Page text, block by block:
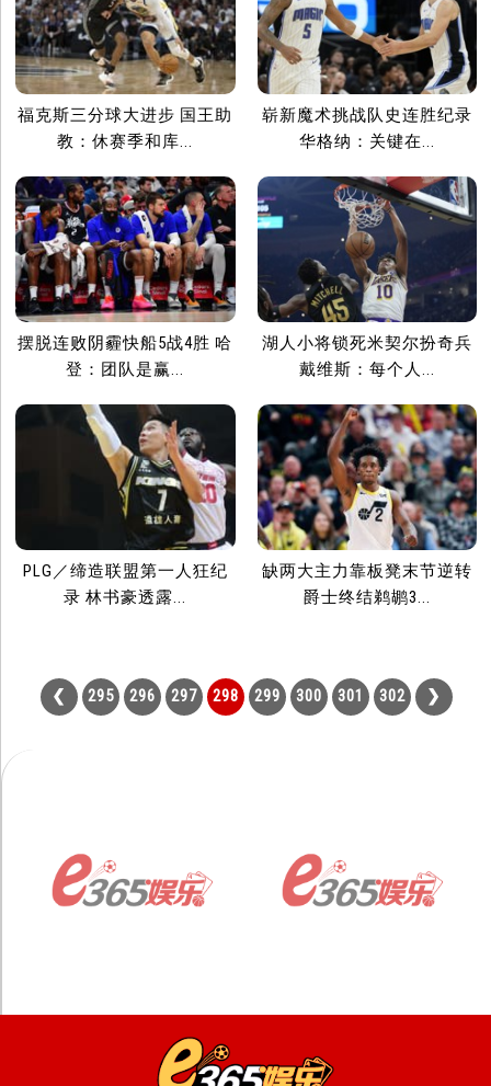
福克斯三分球大进步 国王助
教：休赛季和库...
崭新魔术挑战队史连胜纪录
华格纳：关键在...
摆脱连败阴霾快船5战4胜 哈
登：团队是赢...
湖人小将锁死米契尔扮奇兵
戴维斯：每个人...
PLG／缔造联盟第一人狂纪
录 林书豪透露...
缺两大主力靠板凳末节逆转
爵士终结鹈鹕3...
295 296 297 298 299 300 301 302